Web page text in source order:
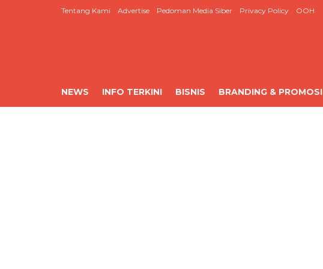
Tentang Kami Advertise Pedoman Media Siber Privacy Policy OOH
NEWS INFO TERKINI BISNIS BRANDING & PROMOSI